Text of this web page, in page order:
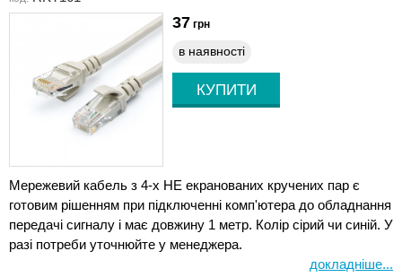
37 грн
в наявності
Мережевий кабель з 4-х НЕ екранованих кручених пар є
готовим рішенням при підключенні комп'ютера до обладнання
передачі сигналу і має довжину 1 метр. Колір сірий чи синій. У
разі потреби уточнюйте у менеджера.
докладніше...